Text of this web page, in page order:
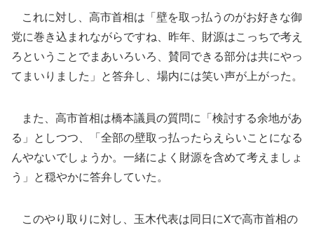
これに対し、高市首相は「壁を取っ払うのがお好きな御
党に巻き込まれながらですね、昨年、財源はこっちで考え
ろということでまあいろいろ、賛同できる部分は共にやっ
てまいりました」と答弁し、場内には笑い声が上がった。
また、高市首相は橋本議員の質問に「検討する余地があ
る」としつつ、「全部の壁取っ払ったらえらいことになる
んやないでしょうか。一緒によく財源を含めて考えましょ
う」と穏やかに答弁していた。
このやり取りに対し、玉木代表は同日にXで高市首相の